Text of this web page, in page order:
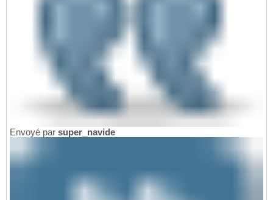
Envoyé par super_navide